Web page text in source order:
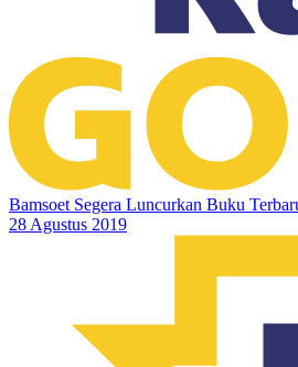
Bamsoet Segera Luncurkan Buku
28 Agustus 2019